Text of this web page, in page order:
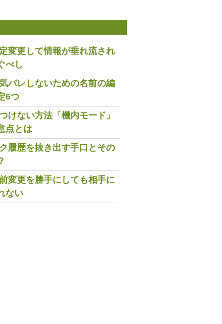
変更して情報が垂れ流され
べし
バレしないための名前の編
6つ
けない方法「機内モード」
点とは
履歴を抜き出す手口とその
変更を勝手にしても相手に
ない